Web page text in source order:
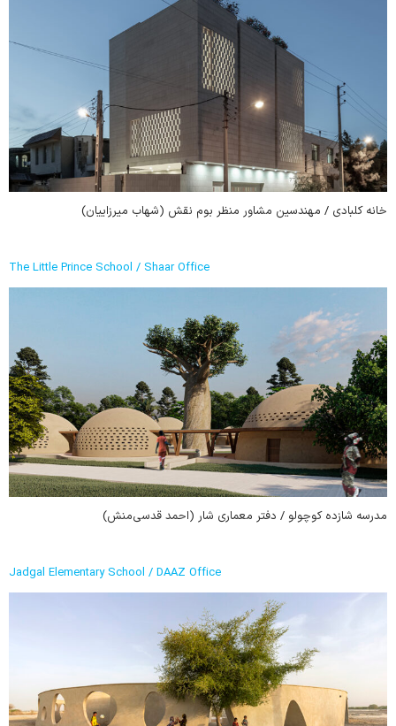
خانه کلبادی / مهندسین مشاور منظر بوم نقش (شهاب میرزاییان)
The Little Prince School / Shaar Office
مدرسه شازده کوچولو / دفتر معماری شار (احمد قدسی‌منش)
Jadgal Elementary School / DAAZ Office